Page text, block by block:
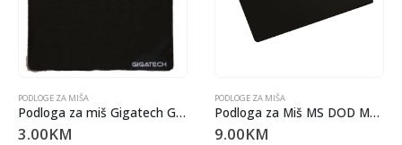
PODLOGE ZA MIŠA
Podloga za miš Gigatech GM-C05 20×23,5cm
3.00KM
PODLOGE ZA MIŠA
Podloga za Miš MS DOD MS TERIS L350
9.00KM